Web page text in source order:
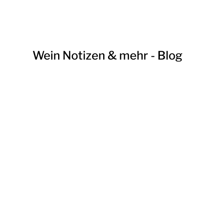
Wein Notizen & mehr - Blog